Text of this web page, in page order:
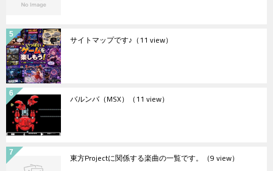
サイトマップです♪ （11 view）
バルンバ（MSX） （11 view）
東方Projectに関係する楽曲の一覧です。 （9 view）